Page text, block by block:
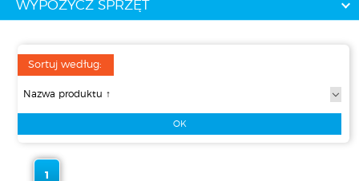
WYPOŻYCZ SPRZĘT
Sortuj według:
1